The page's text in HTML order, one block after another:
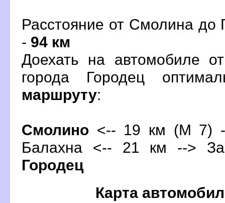
Расстояние от Смолина до
- 94 км
Доехать на автомобиле
орода Городец
маршруту:
Смолино <-- 19 км (М 7)
Балахна <-- 21 км -->
Городец
Карта